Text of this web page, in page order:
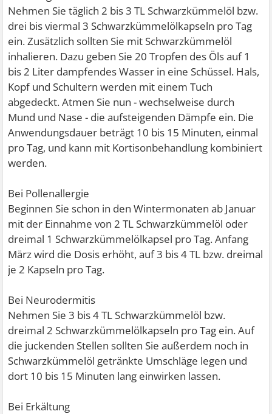
Nehmen Sie täglich 2 bis 3 TL Schwarzkümmelöl bzw.
drei bis viermal 3 Schwarzkümmelölkapseln pro Tag
ein. Zusätzlich sollten Sie mit Schwarzkümmelöl
inhalieren. Dazu geben Sie 20 Tropfen des Öls auf 1
bis 2 Liter dampfendes Wasser in eine Schüssel. Hals,
Kopf und Schultern werden mit einem Tuch
abgedeckt. Atmen Sie nun - wechselweise durch
Mund und Nase - die aufsteigenden Dämpfe ein. Die
Anwendungsdauer beträgt 10 bis 15 Minuten, einmal
pro Tag, und kann mit Kortisonbehandlung kombiniert
werden.
Bei Pollenallergie
Beginnen Sie schon in den Wintermonaten ab Januar
mit der Einnahme von 2 TL Schwarzkümmelöl oder
dreimal 1 Schwarzkümmelölkapsel pro Tag. Anfang
März wird die Dosis erhöht, auf 3 bis 4 TL bzw. dreimal
je 2 Kapseln pro Tag.
Bei Neurodermitis
Nehmen Sie 3 bis 4 TL Schwarzkümmelöl bzw.
dreimal 2 Schwarzkümmelölkapseln pro Tag ein. Auf
die juckenden Stellen sollten Sie außerdem noch in
Schwarzkümmelöl getränkte Umschläge legen und
dort 10 bis 15 Minuten lang einwirken lassen.
Bei Erkältung